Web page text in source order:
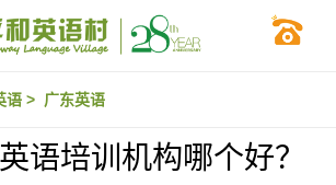
语 > 广东英语
语培训机构哪个好？